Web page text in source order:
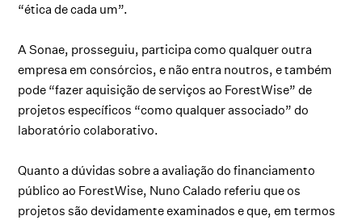
“ética de cada um”.
A Sonae, prosseguiu, participa como qualquer outra
empresa em consórcios, e não entra noutros, e também
pode “fazer aquisição de serviços ao ForestWise” de
projetos específicos “como qualquer associado” do
laboratório colaborativo.
Quanto a dúvidas sobre a avaliação do financiamento
público ao ForestWise, Nuno Calado referiu que os
projetos são devidamente examinados e que, em termos